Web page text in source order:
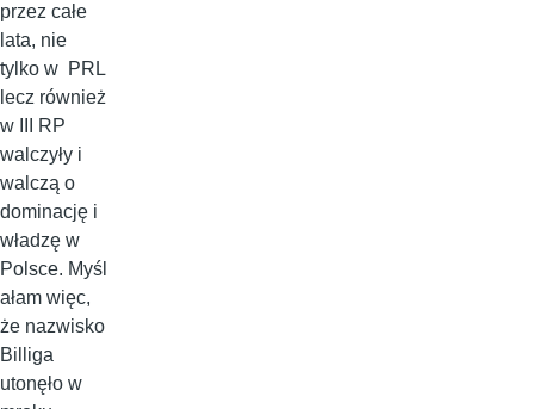
przez całe
lata, nie
tylko w PRL
lecz również
w III RP
walczyły i
walczą o
dominację i
władzę w
Polsce. Myśl
ałam więc,
że nazwisko
Billiga
utonęło w